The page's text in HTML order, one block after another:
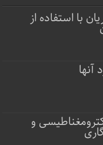
با استفاده از
آنها
و